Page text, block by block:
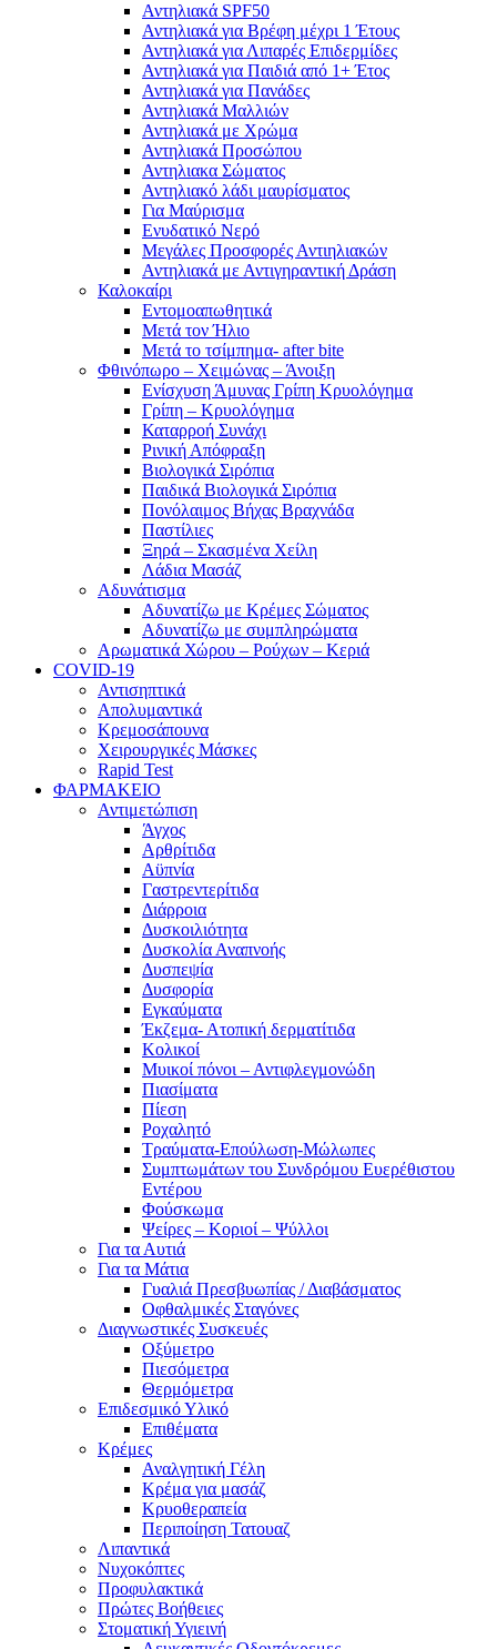
Αντηλιακά SPF50
Αντηλιακά για Βρέφη μέχρι 1 Έτους
Αντηλιακά για Λιπαρές Επιδερμίδες
Αντηλιακά για Παιδιά από 1+ Έτος
Αντηλιακά για Πανάδες
Αντηλιακά Μαλλιών
Αντηλιακά με Χρώμα
Αντηλιακά Προσώπου
Αντηλιακα Σώματος
Αντηλιακό λάδι μαυρίσματος
Για Μαύρισμα
Ενυδατικό Νερό
Μεγάλες Προσφορές Αντιηλιακών
Αντηλιακά με Αντιγηραντική Δράση
Καλοκαίρι
Εντομοαπωθητικά
Μετά τον Ήλιο
Μετά το τσίμπημα- after bite
Φθινόπωρο – Χειμώνας – Άνοιξη
Ενίσχυση Άμυνας Γρίπη Κρυολόγημα
Γρίπη – Κρυολόγημα
Καταρροή Συνάχι
Ρινική Απόφραξη
Βιολογικά Σιρόπια
Παιδικά Βιολογικά Σιρόπια
Πονόλαιμος Βήχας Βραχνάδα
Παστίλιες
Ξηρά – Σκασμένα Χείλη
Λάδια Μασάζ
Αδυνάτισμα
Αδυνατίζω με Κρέμες Σώματος
Αδυνατίζω με συμπληρώματα
Αρωματικά Χώρου – Ρούχων – Κεριά
COVID-19
Αντισηπτικά
Απολυμαντικά
Κρεμοσάπουνα
Χειρουργικές Μάσκες
Rapid Test
ΦΑΡΜΑΚΕΙΟ
Αντιμετώπιση
Άγχος
Αρθρίτιδα
Αϋπνία
Γαστρεντερίτιδα
Διάρροια
Δυσκοιλιότητα
Δυσκολία Αναπνοής
Δυσπεψία
Δυσφορία
Εγκαύματα
Έκζεμα- Ατοπική δερματίτιδα
Κολικοί
Μυικοί πόνοι – Αντιφλεγμονώδη
Πιασίματα
Πίεση
Ροχαλητό
Τραύματα-Επούλωση-Μώλωπες
Συμπτωμάτων του Συνδρόμου Ευερέθιστου
Εντέρου
Φούσκωμα
Ψείρες – Κοριοί – Ψύλλοι
Για τα Αυτιά
Για τα Μάτια
Γυαλιά Πρεσβυωπίας / Διαβάσματος
Οφθαλμικές Σταγόνες
Διαγνωστικές Συσκευές
Οξύμετρο
Πιεσόμετρα
Θερμόμετρα
Επιδεσμικό Υλικό
Επιθέματα
Κρέμες
Αναλγητική Γέλη
Κρέμα για μασάζ
Κρυοθεραπεία
Περιποίηση Τατουαζ
Λιπαντικά
Νυχοκόπτες
Προφυλακτικά
Πρώτες Βοήθειες
Στοματική Υγιεινή